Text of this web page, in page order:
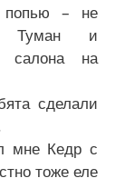
попью – не
Туман и
салона на
сделали
мне Кедр с
тоже еле